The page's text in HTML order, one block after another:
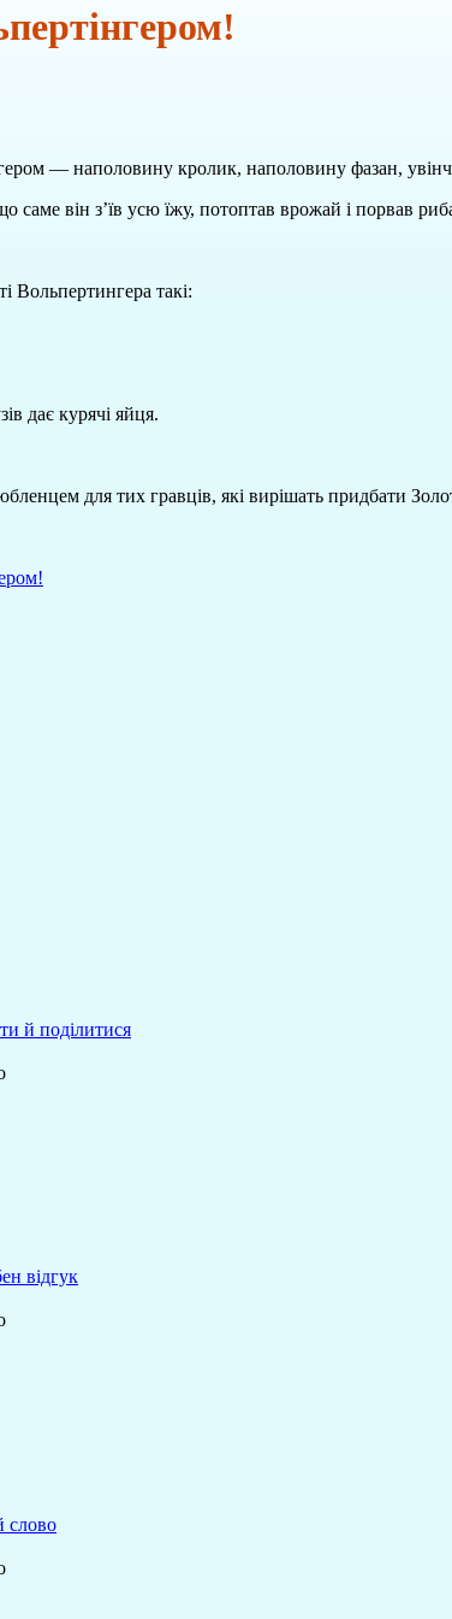
— наполовину кролик, наполовину фазан,
саме він з’їв усю їжу, потоптав врожай і порвав
Вольпертингера такі:
дає курячі яйця.
для тих гравців, які вирішать придбати